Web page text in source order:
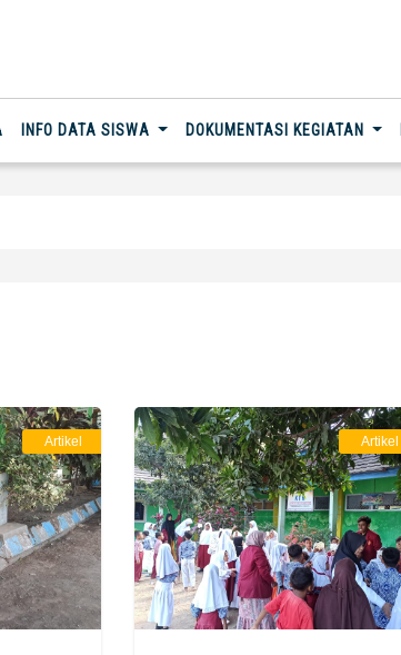
INFO DATA SISWA DOKUMENTASI KEGIATAN
Artikel Artikel